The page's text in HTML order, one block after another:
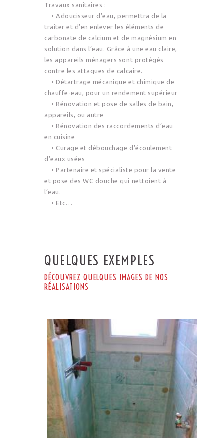
Travaux sanitaires :
• Adoucisseur d’eau, permettra de la
traiter et d’en enlever les éléments de
carbonate de calcium et de magnésium en
solution dans l’eau. Grâce à une eau claire,
les appareils ménagers sont protégés
contre les attaques de calcaire.
• Détartrage mécanique et chimique de
chauffe-eau, pour un rendement supérieur
• Rénovation et pose de salles de bain,
appareils, ou autre
• Rénovation des raccordements d’eau
en cuisine
• Curage et débouchage d’écoulement
d’eaux usées
• Partenaire et spécialiste pour la vente
et pose des WC douche qui nettoient à
l’eau.
• Etc…
QUELQUES EXEMPLES
DÉCOUVREZ QUELQUES IMAGES DE NOS
RÉALISATIONS